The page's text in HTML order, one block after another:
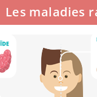
Les maladies